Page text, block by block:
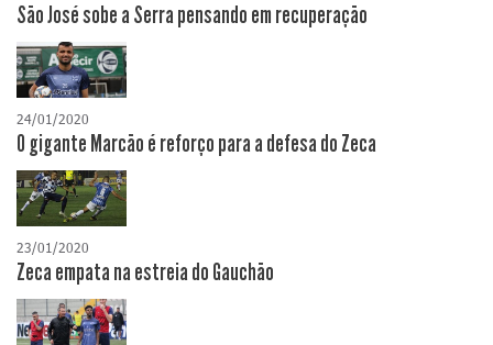
São José sobe a Serra pensando em recuperação
24/01/2020
O gigante Marcão é reforço para a defesa do Zeca
23/01/2020
Zeca empata na estreia do Gauchão